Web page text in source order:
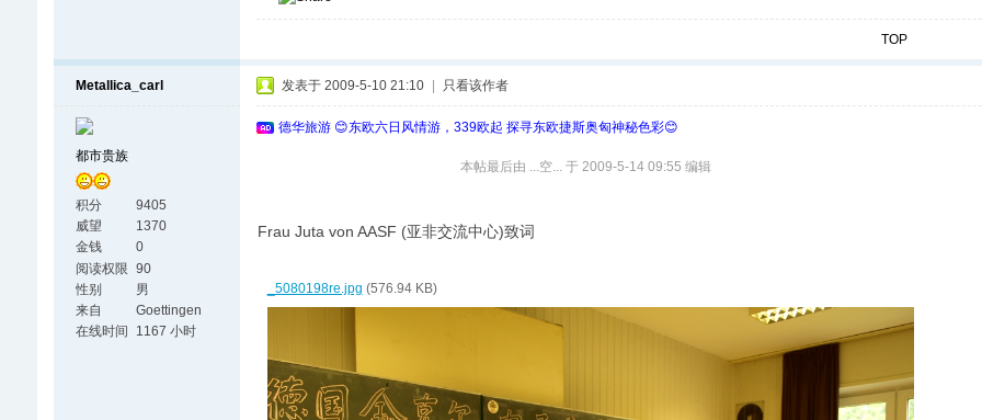
TOP
Metallica_carl
都市贵族
积分
9405
威望
1370
金钱
0
阅读权限 90
性别
男
来自
Goettingen
在线时间
1167 小时
发表于 2009-5-10 21:10 只看该作者
德华旅游 😊东欧六日风情游，339欧起 探寻东欧捷斯奥匈神秘色彩😊
本帖最后由 ...空... 于 2009-5-14 09:55 编辑
Frau Juta von AASF (亚非交流中心)致词
_5080198re.jpg (576.94 KB)